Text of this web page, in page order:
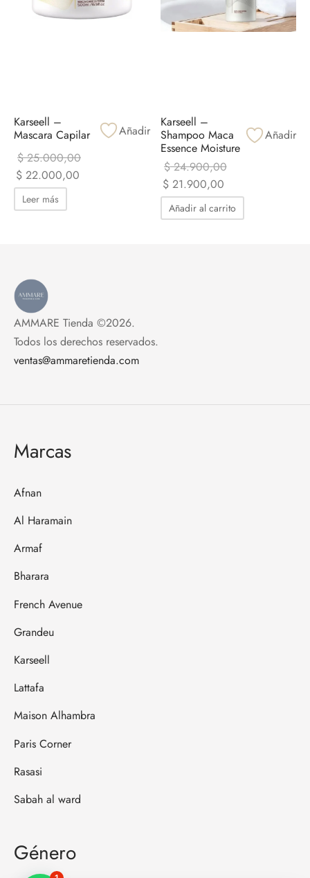
Karseell –
Mascara Capilar
Añadir
$25.000,00
El precio
original era:
$ 25.000,00.
$ 22.000,00
Leer más
Karseell –
Shampoo Maca
Essence Moisture
Añadir
$24.900,00
El precio
original era:
$ 24.900,00.
$21.900,00
actual es:
$ 21.900,00.
Añadir al carrito
AMMARE Tienda ©2026.
Todos los derechos reservados.
ventas@ammaretienda.com
Marcas
Afnan
Al Haramain
Armaf
Bharara
French Avenue
Grandeu
Karseell
Lattafa
Maison Alhambra
Paris Corner
Rasasi
Sabah al ward
Género